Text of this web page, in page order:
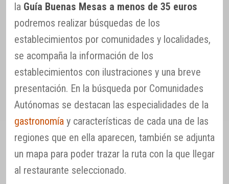
la Guía Buenas Mesas a menos de 35 euros
podremos realizar búsquedas de los
establecimientos por comunidades y localidades,
se acompaña la información de los
establecimientos con ilustraciones y una breve
presentación. En la búsqueda por Comunidades
Autónomas se destacan las especialidades de la
gastronomía y características de cada una de las
regiones que en ella aparecen, también se adjunta
un mapa para poder trazar la ruta con la que llegar
al restaurante seleccionado.